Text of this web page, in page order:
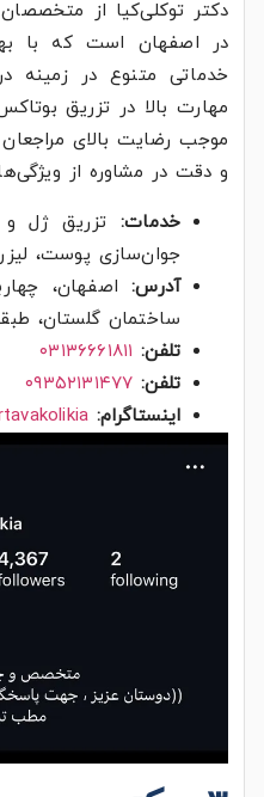
دکتر توکلی‌کیا از
در اصفهان است که با
خدماتی متنوع در زمینه
مهارت بالا در تزریق
موجب رضایت بالای
و دقت در مشاوره از
خدمات: تزریق ژل و
جوان‌سازی پوست،
آدرس:اصفهان،
ساختمان گلستان،
تلفن: ۰۳۱۳۶۶۶۱۸۱۱
تلفن: ۰۹۳۵۲۱۳۱۴۷۷
اینستاگرام: